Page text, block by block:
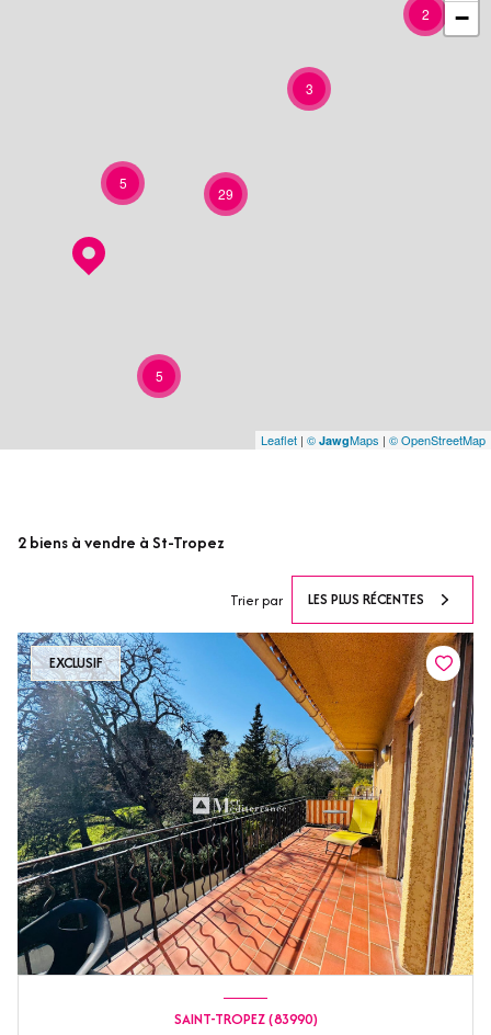
2
5
3
5
29
−
Leaflet | © JawgMaps | © OpenStreetMap
2biens à vendre à St-Tropez
Trier par LES PLUS RÉCENTES
EXCLUSIF
SAINT-TROPEZ (83990)